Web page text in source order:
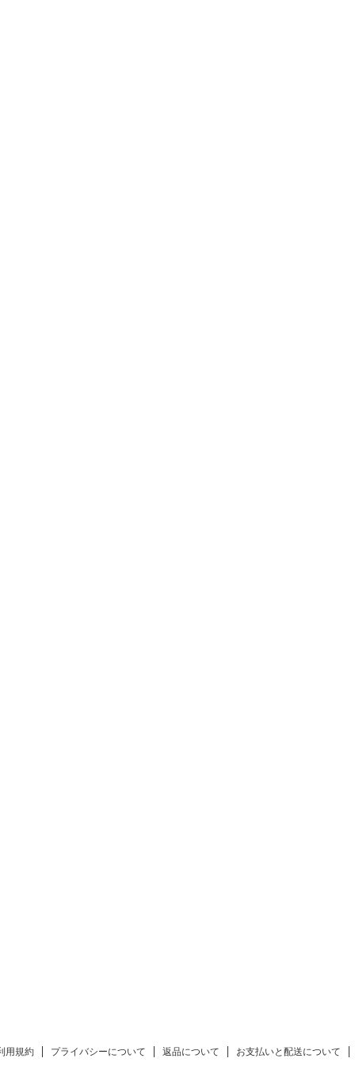
用規約 プライバシーについて 返品について お支払いと配送について